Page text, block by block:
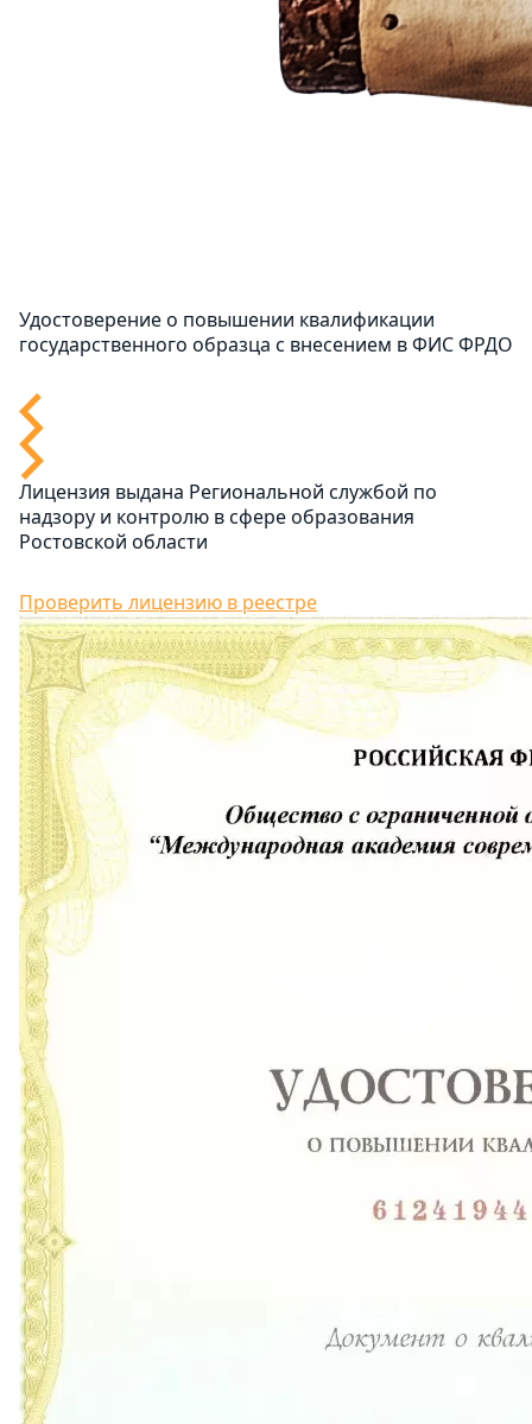
Удостоверение о повышении квалификации
государственного образца с внесением в ФИС ФРДО
Лицензия выдана Региональной службой по
надзору и контролю в сфере образования
Ростовской области
Проверить лицензию в реестре